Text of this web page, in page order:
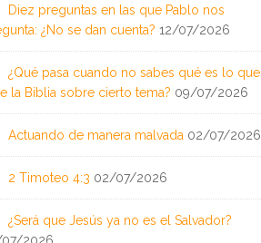
Diez preguntas en las que Pablo nos
¿No se dan cuenta? 12/07/2026
¿Qué pasa cuando no sabes qué es lo que
la Biblia sobre cierto tema? 09/07/2026
Actuando de manera malvada 02/07/2026
2 Timoteo 4:3 02/07/2026
¿Será que Jesús ya no es el Salvador?